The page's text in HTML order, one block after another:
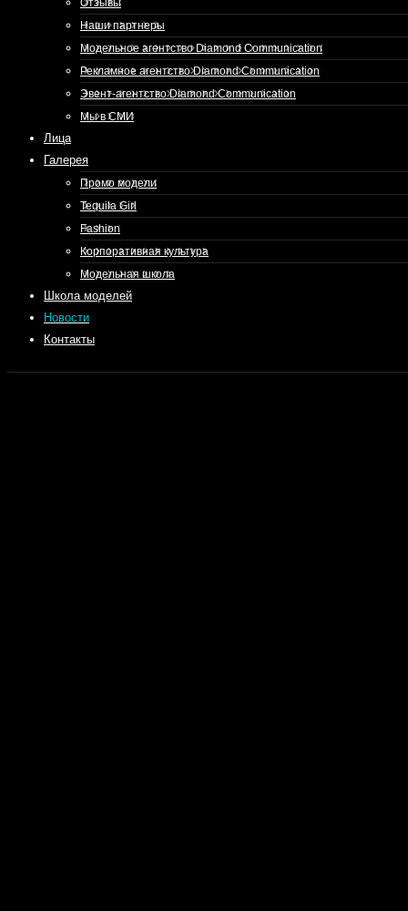
Отзывы
Наши партнеры
Модельное агентство Diamond Communication
Рекламное агентство Diamond Communication
Эвент-агентство Diamond Communication
Мы в СМИ
Лица
Галерея
Промо модели
Tequila Girl
Fashion
Корпоративная культура
Модельная школа
Школа моделей
Новости
Контакты